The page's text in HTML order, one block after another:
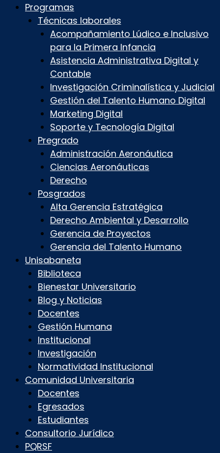
Programas
Técnicas laborales
Acompañamiento Lúdico e Inclusivo
para la Primera Infancia
Asistencia Administrativa Digital y
Contable
Investigación Criminalística y Judicial
Gestión del Talento Humano Digital
Marketing Digital
Soporte y Tecnología Digital
Pregrado
Administración Aeronáutica
Ciencias Aeronáuticas
Derecho
Posgrados
Alta Gerencia Estratégica
Derecho Ambiental y Desarrollo
Gerencia de Proyectos
Gerencia del Talento Humano
Unisabaneta
Biblioteca
Bienestar Universitario
Blog y Noticias
Docentes
Gestión Humana
Institucional
Investigación
Normatividad Institucional
Comunidad Universitaria
Docentes
Egresados
Estudiantes
Consultorio Jurídico
PQRSF